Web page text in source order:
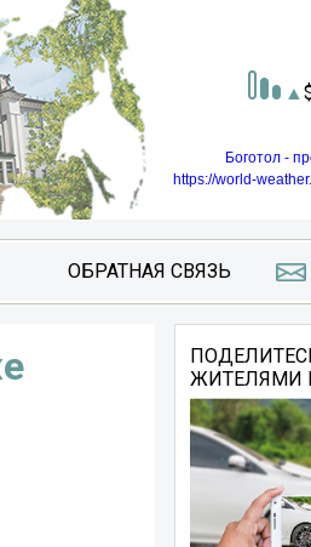
Боготол -
https://world-
ОБРАТНАЯ СВЯЗЬ
ЖИТЕЛЯМИ